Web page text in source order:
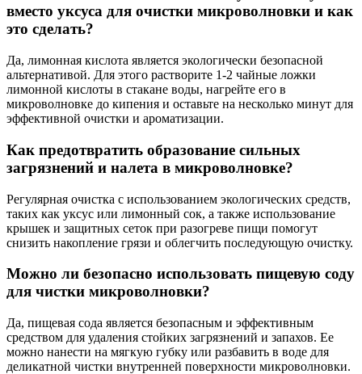
вместо уксуса для очистки микроволновки и как
это сделать?
Да, лимонная кислота является экологически безопасной
альтернативой. Для этого растворите 1-2 чайные ложки
лимонной кислоты в стакане воды, нагрейте его в
микроволновке до кипения и оставьте на несколько минут для
эффективной очистки и ароматизации.
Как предотвратить образование сильных
загрязнений и налета в микроволновке?
Регулярная очистка с использованием экологических средств,
таких как уксус или лимонный сок, а также использование
крышек и защитных сеток при разогреве пищи помогут
снизить накопление грязи и облегчить последующую очистку.
Можно ли безопасно использовать пищевую соду
для чистки микроволновки?
Да, пищевая сода является безопасным и эффективным
средством для удаления стойких загрязнений и запахов. Ее
можно нанести на мягкую губку или разбавить в воде для
деликатной чистки внутренней поверхности микроволновки.